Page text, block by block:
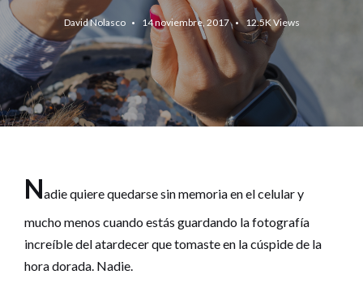
David Nolasco 14 noviembre, 2017 12.5KViews
Nadie quiere quedarse sin memoria en el celular y
mucho menos cuando estás guardando la fotografía
increíble del atardecer que tomaste en la cúspide de la
hora dorada. Nadie.